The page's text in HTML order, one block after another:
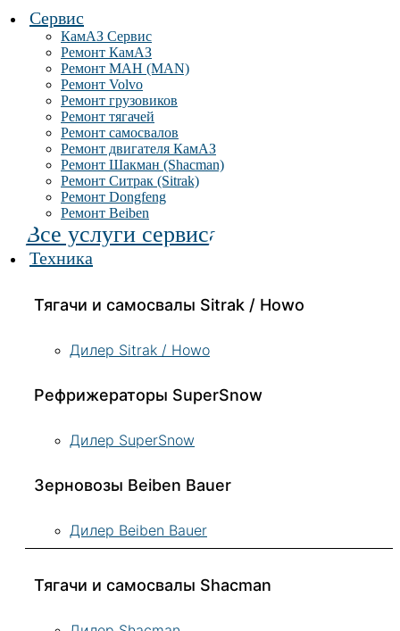
Сервис
КамАЗ Сервис
Ремонт КамАЗ
Ремонт МАН (MAN)
Ремонт Volvo
Ремонт грузовиков
Ремонт тягачей
Ремонт самосвалов
Ремонт двигателя КамАЗ
Ремонт Шакман (Shacman)
Ремонт Ситрак (Sitrak)
Ремонт Dongfeng
Ремонт Beiben
Все услуги сервиса
Техника
Тягачи и самосвалы Sitrak / Howo
Дилер Sitrak / Howo
Рефрижераторы SuperSnow
Дилер SuperSnow
Зерновозы Beiben Bauer
Дилер Beiben Bauer
Тягачи и самосвалы Shacman